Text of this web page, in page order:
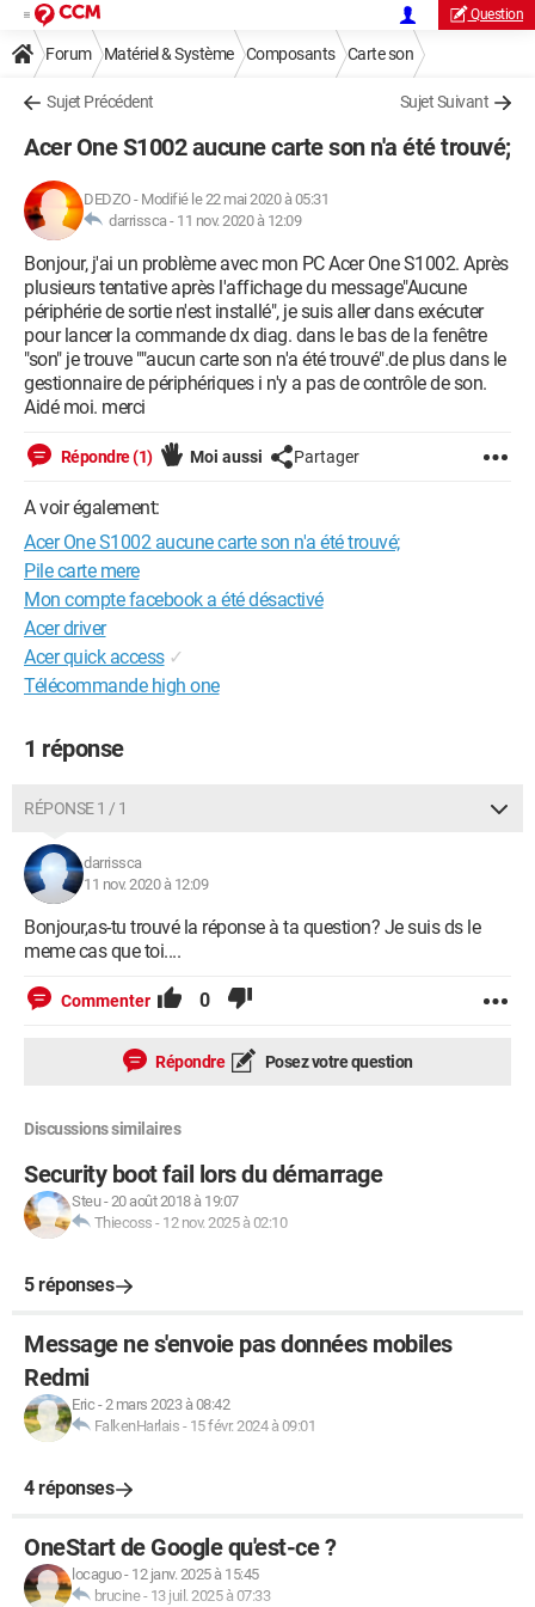
Question
Forum Matériel & Système Composants Carte son
Sujet Précédent Sujet Suivant
Acer One S1002 aucune carte son n'a été trouvé;
DEDZO - Modifié le 22 mai 2020 à 05:31
darrissca - 11 nov. 2020 à 12:09
Bonjour, j'ai un problème avec mon PC Acer One S1002. Après
plusieurs tentative après l'affichage du message"Aucune
périphérie de sortie n'est installé", je suis aller dans exécuter
pour lancer la commande dx diag. dans le bas de la fenêtre
"son" je trouve ""aucun carte son n'a été trouvé".de plus dans le
gestionnaire de périphériques i n'y a pas de contrôle de son.
Aidé moi. merci
Répondre (1) Moi aussi Partager
A voir également:
Acer One S1002 aucune carte son n'a été trouvé;
Pile carte mere
Mon compte facebook a été désactivé
Acer driver
Acer quick access ✓
Télécommande high one
1 réponse
RÉPONSE 1 / 1
darrissca
11 nov. 2020 à 12:09
Bonjour,as-tu trouvé la réponse à ta question? Je suis ds le
meme cas que toi....
Commenter 0
Répondre Posez votre question
Discussions similaires
Security boot fail lors du démarrage
Steu-20 août 2018 à 19:07
Thiecoss - 12 nov. 2025 à 02:10
5 réponses
Message ne s'envoie pas données mobiles
Redmi
Eric -2 mars 2023 à 08:42
FalkenHarlais - 15 févr. 2024 à 09:01
4 réponses
OneStart de Google qu'est-ce ?
locaguo- 12 janv. 2025 à 15:45
brucine- 13 juil. 2025 à 07:33